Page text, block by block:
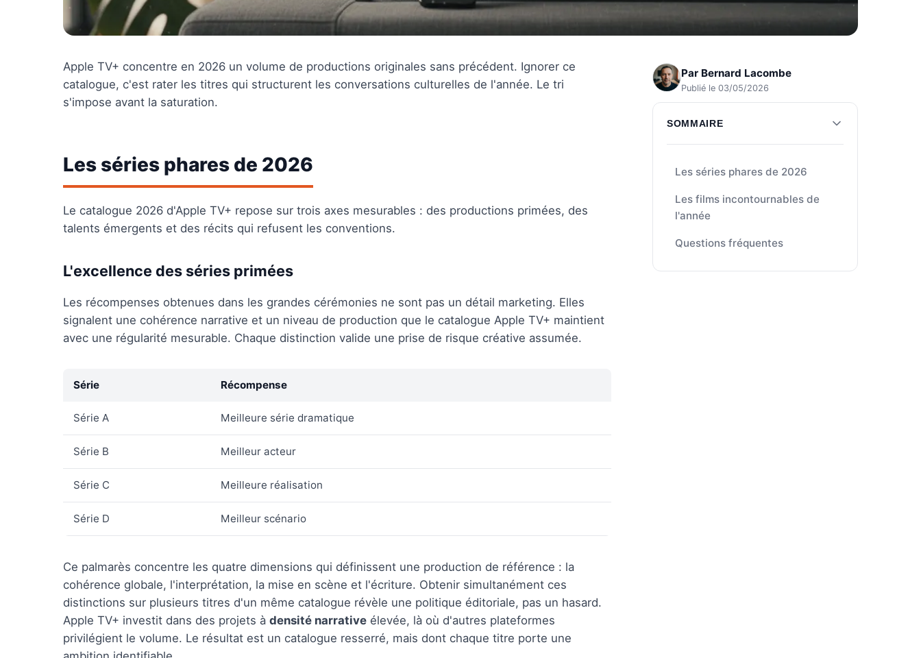
Par Bernard Lacombe
Publié le 03/05/2026
SOMMAIRE
Les séries phares de 2026
Les films incontournables de
l'année
Questions fréquentes
Apple TV+ concentre en 2026 un volume de productions originales sans précédent. Ignorer ce
catalogue, c'est rater les titres qui structurent les conversations culturelles de l'année. Le tri
s'impose avant la saturation.
Les séries phares de 2026
Le catalogue 2026 d'Apple TV+ repose sur trois axes mesurables : des productions primées, des
talents émergents et des récits qui refusent les conventions.
L'excellence des séries primées
Les récompenses obtenues dans les grandes cérémonies ne sont pas un détail marketing. Elles
signalent une cohérence narrative et un niveau de production que le catalogue Apple TV+ maintient
avec une régularité mesurable. Chaque distinction valide une prise de risque créative assumée.
Série Récompense
Série A Meilleure série dramatique
Série B Meilleur acteur
Série C Meilleure réalisation
Série D Meilleur scénario
Ce palmarès concentre les quatre dimensions qui définissent une production de référence : la
cohérence globale, l'interprétation, la mise en scène et l'écriture. Obtenir simultanément ces
distinctions sur plusieurs titres d'un même catalogue révèle une politique éditoriale, pas un hasard.
Apple TV+ investit dans des projets à densité narrative élevée, là où d'autres plateformes
privilégient le volume. Le résultat est un catalogue resserré, mais dont chaque titre porte une